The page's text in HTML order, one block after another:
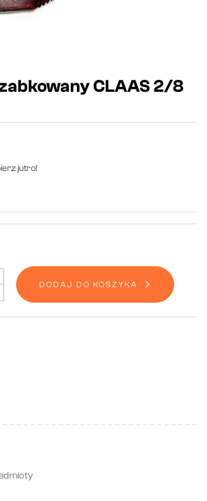
CLAAS 2/8
jutro!
DODAJ DO KOSZYKA